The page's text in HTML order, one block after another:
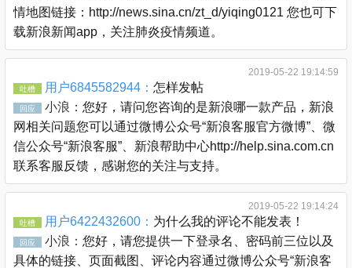
情地图链接：http://news.sina.cn/zt_d/yiqing0121 您也可下
载新浪新闻app，关注肺炎疫情频道。
2019-05-22 19:14:59
吐槽 用户6845582944： 怎样发帖
回应 小浪： 您好，请问您咨询的是新浪哪一款产品，新浪
网相关问题您可以通过微博公众号“新浪客服官方微博”、微
信公众号“新浪客服”、新浪帮助中心http://help.sina.com.cn
联系客服反馈，感谢您的关注与支持。
2019-05-22 19:14:24
吐槽 用户6422432600： 为什么我的评论不能发表！
回应 小浪： 您好，请您提供一下登录名、密码前三位以及
具体的链接、页面截图、评论内容通过微博公众号“新浪客